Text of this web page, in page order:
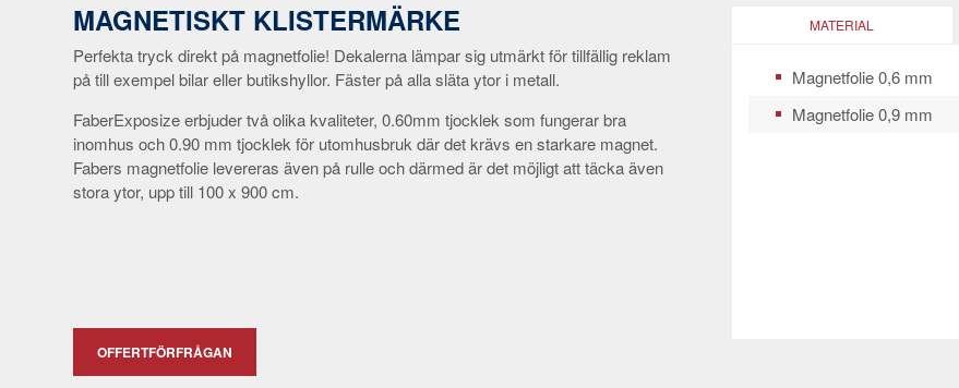
MAGNETISKT KLISTERMÄRKE
Perfekta tryck direkt på magnetfolie! Dekalerna lämpar sig utmärkt för tillfällig reklam
på till exempel bilar eller butikshyllor. Fäster på alla släta ytor i metall.
FaberExposize erbjuder två olika kvaliteter, 0.60mm tjocklek som fungerar bra
inomhus och 0.90 mm tjocklek för utomhusbruk där det krävs en starkare magnet.
Fabers magnetfolie levereras även på rulle och därmed är det möjligt att täcka även
stora ytor, upp till 100 x 900 cm.
OFFERTFÖRFRÅGAN
MATERIAL
Magnetfolie 0,6 mm
Magnetfolie 0,9 mm